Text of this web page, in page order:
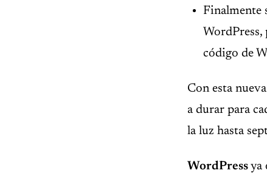
Finalmente
WordPress,
código de
Con esta
a durar para
la luz hasta
WordPress ya